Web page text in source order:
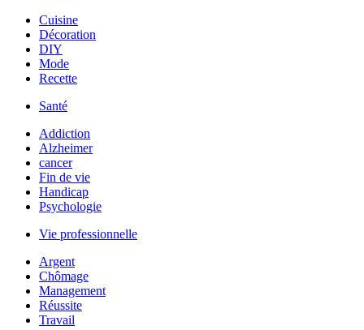
Cuisine
Décoration
DIY
Mode
Recette
Santé
Addiction
Alzheimer
cancer
Fin de vie
Handicap
Psychologie
Vie professionnelle
Argent
Chômage
Management
Réussite
Travail